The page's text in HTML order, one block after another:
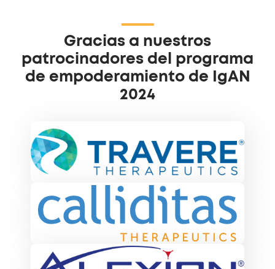
Gracias a nuestros
patrocinadores del programa
de empoderamiento de IgAN
2024